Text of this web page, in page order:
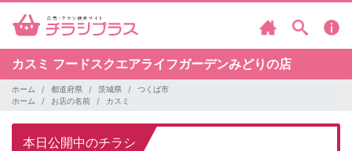
カスミ フードスクエアライフガーデンみどりの店
ホーム 都道府県 茨城県
つくば市
ホーム
お店の名前 カスミ
本日公開中のチラシ